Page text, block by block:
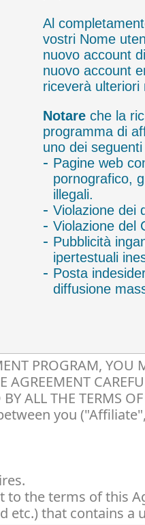
Al
vostri Nome
nuovo account
nuovo account
riceverà ulteriori
Notare che la
programma di
uno dei
Pagine web
pornografico,
illegali.
Violazione dei
Violazione del
Pubblicità
ipertestuali
Posta
diffusione